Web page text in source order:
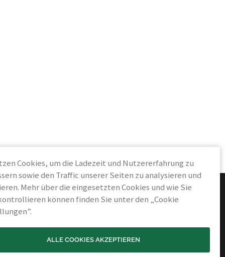
NÜTZLICHES
Cookies, um die Ladezeit und Nutzererfahrung zu
sowie den Traffic unserer Seiten zu analysieren und
Mehr über die eingesetzten Cookies und wie Sie
können finden Sie unter den „Cookie
ALLE COOKIES AKZEPTIEREN